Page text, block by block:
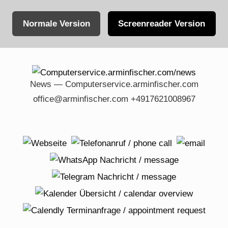
Normale Version Screenreader Version
content
News — Computerservice.arminfischer.com
office@arminfischer.com +4917621008967